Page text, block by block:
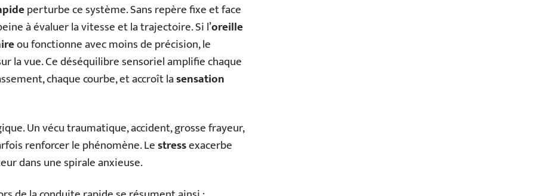
perturbe ce système. Sans repère fixe et face
à évaluer la vitesse et la trajectoire. Si l’oreille
ou fonctionne avec moins de précision, le
la vue. Ce déséquilibre sensoriel amplifie chaque
chaque courbe, et accroît lasensation
Un vécu traumatique, accident, grosse frayeur,
renforcer le phénomène. Lestressexacerbe
dans une spirale anxieuse.